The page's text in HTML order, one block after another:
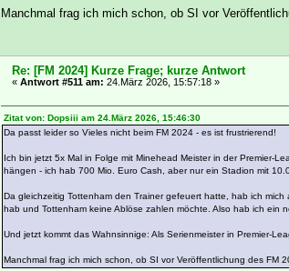
Manchmal frag ich mich schon, ob SI vor
Re: [FM 2024] Kurze Frage; kurze Antwort
« Antwort #511 am: 24.März 2026, 15:57:18 »
Zitat von: Dopsiii am 24.März 2026, 15:46:30
Da passt leider so Vieles nicht beim FM 2024 - es ist frustrierend!
Ich bin jetzt 5x Mal in Folge mit Minehead Meister in der Premier-
hängen - ich hab 700 Mio. Euro Cash, aber nur ein Stadion mit
Da gleichzeitig Tottenham den Trainer gefeuert hatte, hab ich
hab und Tottenham keine Ablöse zahlen möchte. Also hab ich ein
Und jetzt kommt das Wahnsinnige: Als Serienmeister in Premier-
Manchmal frag ich mich schon, ob SI vor Veröffentlichung des FM